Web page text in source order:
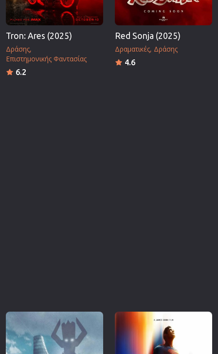
Tron: Ares (2025)
Δράσης
Επιστημονικής Φαντασίας
6.2
Red Sonja (2025)
Δραματικές Δράσης
4.6